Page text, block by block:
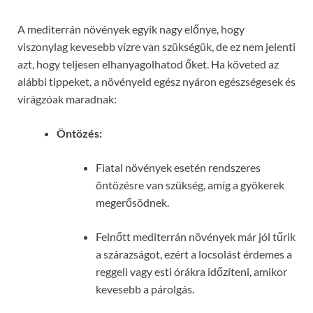
A mediterrán növények egyik nagy előnye, hogy
viszonylag kevesebb vízre van szükségük, de ez nem jelenti
azt, hogy teljesen elhanyagolhatod őket. Ha követed az
alábbi tippeket, a növényeid egész nyáron egészségesek és
virágzóak maradnak:
Öntözés:
Fiatal növények esetén rendszeres
öntözésre van szükség, amíg a gyökerek
megerősödnek.
Felnőtt mediterrán növények már jól tűrik
a szárazságot, ezért a locsolást érdemes a
reggeli vagy esti órákra időzíteni, amikor
kevesebb a párolgás.